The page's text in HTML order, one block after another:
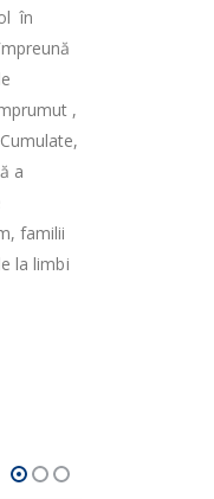
în
,
a
familii
la limbi